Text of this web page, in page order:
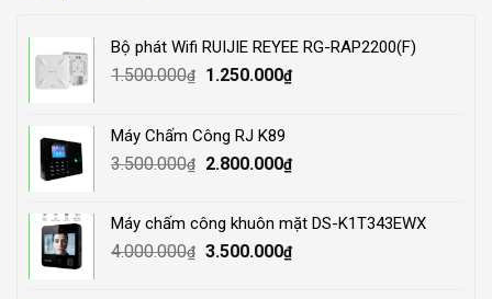
Bộ phát Wifi RUIJIE REYEE RG-RAP2200(F)
1.500.000₫
Original
1.500.000₫.
1.250.000₫Current
Máy Chấm Công RJ K89
3.500.000₫
Original
3.500.000₫.
2.800.000₫Current
2.800.000₫.
Máy chấm công khuôn mặt DS-K1T343EWX
4.000.000₫ Original
3.500.000₫Current